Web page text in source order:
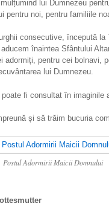
lui Dumnezeu
pentru noi, pentru familiile
consecutive, începută
înaintea Sfântului
adormiți, pentru cei bolnavi,
lui Dumnezeu.
fi consultat în imaginile
și să trăim bucuria
Postul Adormirii Maicii Domnului